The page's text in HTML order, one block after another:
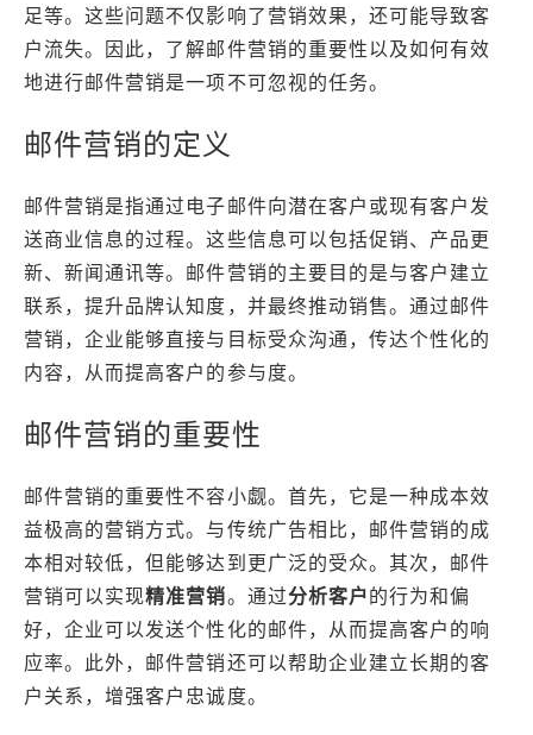
足等。这些问题不仅影响了营销效果，还可能导致客
户流失。因此，了解邮件营销的重要性以及如何有效
地进行邮件营销是一项不可忽视的任务。
邮件营销的定义
邮件营销是指通过电子邮件向潜在客户或现有客户发
送商业信息的过程。这些信息可以包括促销、产品更
新、新闻通讯等。邮件营销的主要目的是与客户建立
联系，提升品牌认知度，并最终推动销售。通过邮件
营销，企业能够直接与目标受众沟通，传达个性化的
内容，从而提高客户的参与度。
邮件营销的重要性
邮件营销的重要性不容小觑。首先，它是一种成本效
益极高的营销方式。与传统广告相比，邮件营销的成
本相对较低，但能够达到更广泛的受众。其次，邮件
营销可以实现精准营销。通过分析客户的行为和偏
好，企业可以发送个性化的邮件，从而提高客户的响
应率。此外，邮件营销还可以帮助企业建立长期的客
户关系，增强客户忠诚度。